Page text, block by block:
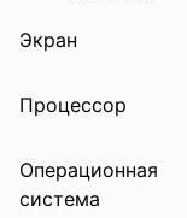
Экран
Процессор
Операционная
система